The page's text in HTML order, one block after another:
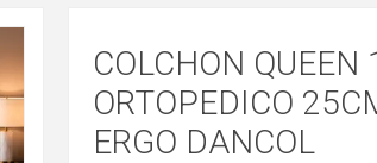
COLCHON
ORTOPEDICO
ERGO DANCOL